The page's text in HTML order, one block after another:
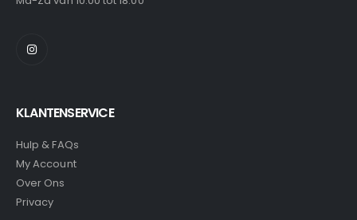
KLANTENSERVICE
Hulp & FAQs
My Account
Over Ons
Privacy